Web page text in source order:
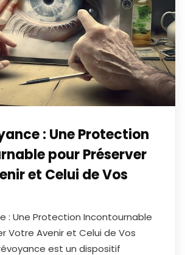
: Une Protection
pour Préserver
et Celui de Vos
: Une Protection Incontournable
Votre Avenir et Celui de Vos
est un dispositif